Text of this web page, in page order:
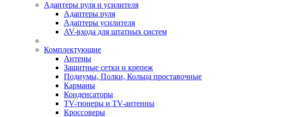
Адаптеры руля и усилителя
Адаптеры руля
Адаптеры усилителя
AV-входа для штатных систем
Комплектующие
Антены
Защитные сетки и крепеж
Подиумы, Полки, Кольца проставочные
Карманы
Конденсаторы
TV-тюнеры и TV-антенны
Кроссоверы